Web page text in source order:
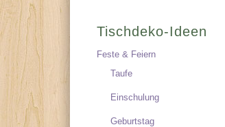
Tischdeko-Ideen
Feste & Feiern
Taufe
Einschulung
Geburtstag